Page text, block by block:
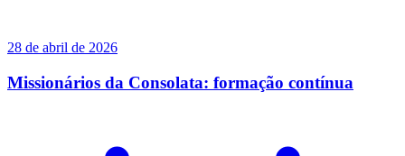
28 de abril de 2026
Missionários da Consolata: formação contínua